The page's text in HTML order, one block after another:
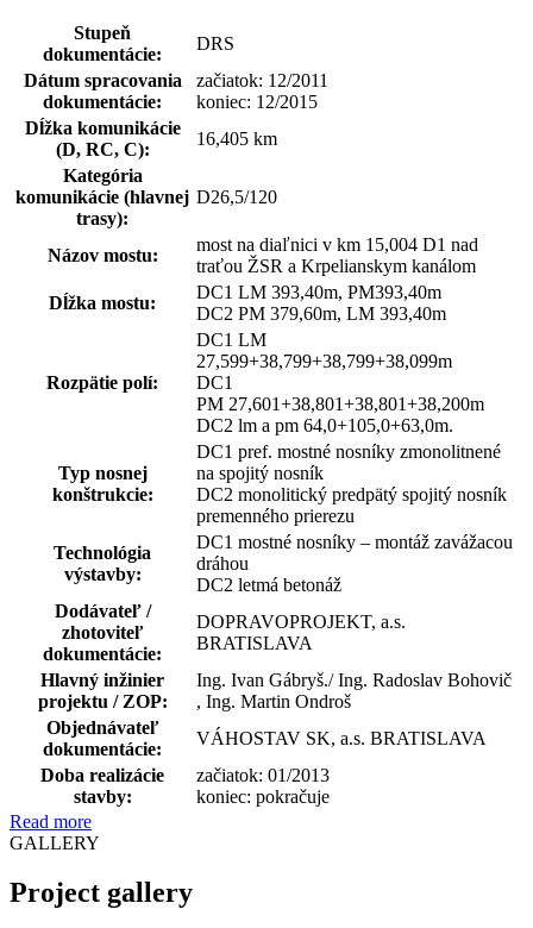
Stupeň
dokumentácie:
DRS
Dátum spracovania
dokumentácie:
začiatok: 12/2011
koniec: 12/2015
Dĺžka komunikácie
(D, RC, C):
16,405 km
Kategória
komunikácie (hlavnej
trasy):
D26,5/120
Názov mostu:
most na diaľnici v km 15,004 D1 nad
traťou ŽSR a Krpelianskym kanálom
Dĺžka mostu:
DC1 LM 393,40m, PM393,40m
DC2 PM 379,60m, LM 393,40m
Rozpätie polí:
DC1 LM
27,599+38,799+38,799+38,099m
DC1
PM 27,601+38,801+38,801+38,200m
DC2 lm a pm 64,0+105,0+63,0m.
Typ nosnej
konštrukcie:
DC1 pref. mostné nosníky zmonolitnené
na spojitý nosník
DC2 monolitický predpätý spojitý nosník
premenného prierezu
Technológia
výstavby:
DC1 mostné nosníky – montáž zavážacou
dráhou
DC2 letmá betonáž
Dodávateľ /
zhotoviteľ
dokumentácie:
DOPRAVOPROJEKT, a.s.
BRATISLAVA
Hlavný inžinier
projektu / ZOP:
Ing. Ivan Gábryš./ Ing. Radoslav Bohovič
, Ing. Martin Ondroš
Objednávateľ
dokumentácie:
VÁHOSTAV SK, a.s. BRATISLAVA
Doba realizácie
stavby:
začiatok: 01/2013
koniec: pokračuje
Read more
GALLERY
Project gallery